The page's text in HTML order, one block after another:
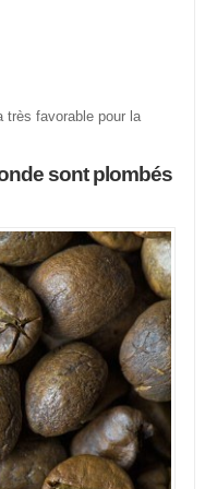
très favorable pour la
sont plombés